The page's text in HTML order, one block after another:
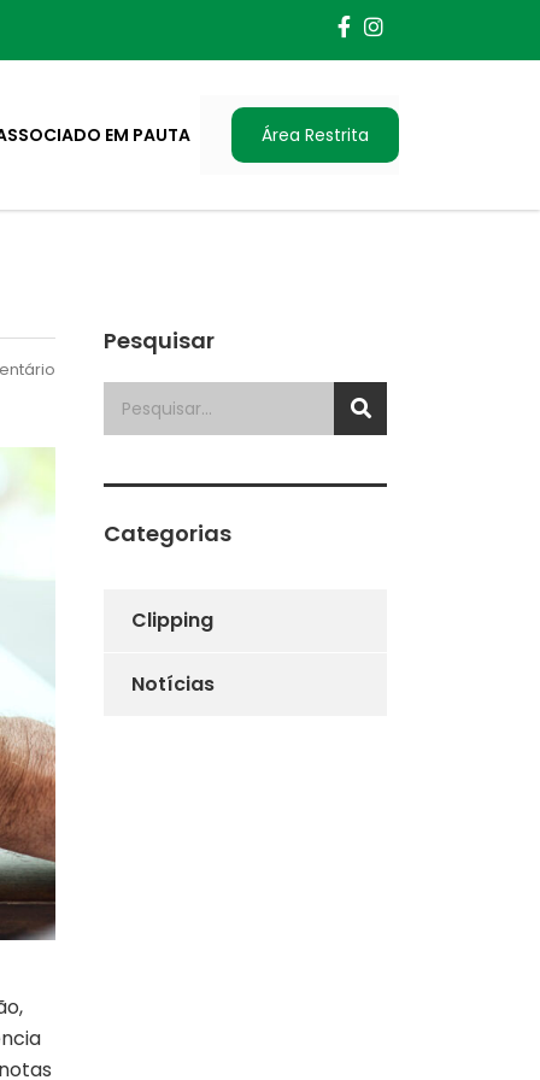
EM PAUTA Área Restrita
Pesquisar
Categorias
Clipping
Notícias